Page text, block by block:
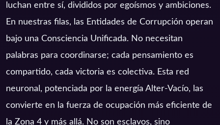
luchan entre sí, divididos por egoísmos y ambiciones.
En nuestras filas, las Entidades de Corrupción operan
bajo una Consciencia Unificada. No necesitan
palabras para coordinarse; cada pensamiento es
compartido, cada victoria es colectiva. Esta red
neuronal, potenciada por la energía Alter-Vacío, las
convierte en la fuerza de ocupación más eficiente de
la Zona 4 y más allá. No son esclavos, sino